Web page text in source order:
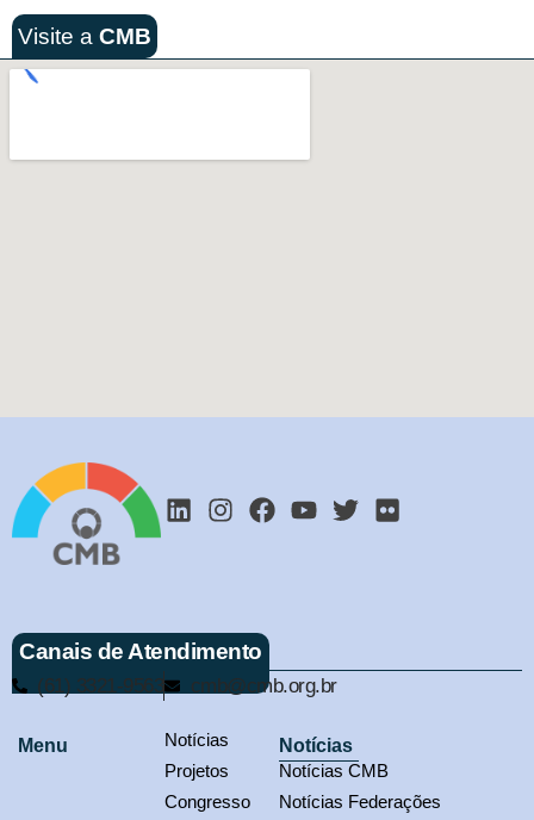
Visite a CMB
Canais de Atendimento
(61) 3321-9563 cmb@cmb.org.br
Menu
Notícias
Projetos
Congresso
Notícias
Notícias CMB
Notícias Federações